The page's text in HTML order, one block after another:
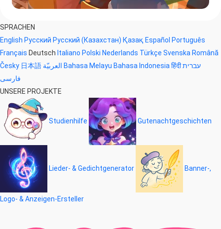
SPRACHEN
English Русский Русский (Казахстан) Қазақ Español Português
Français Deutsch Italiano Polski Nederlands Türkçe Svenska Română
Česky 日本語 Bahasa Melayu Bahasa Indonesia हिंदीעברית
فارسی
UNSERE PROJEKTE
Studienhilfe Gutenachtgeschichten
Lieder- & Gedichtgenerator Banner-,
Logo- & Anzeigen-Ersteller